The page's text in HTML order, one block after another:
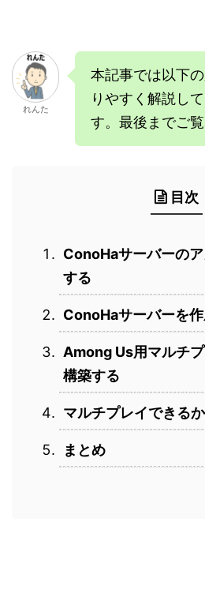
れんた
本記事では以下
りやすく解説し
す。最後までご覧
目次
ConoHaサーバーの
する
ConoHaサーバーを
Among Us用マルチ
構築する
マルチプレイできる
まとめ